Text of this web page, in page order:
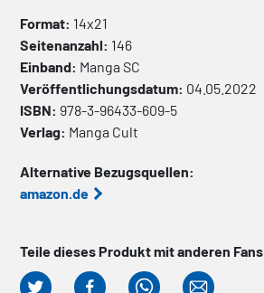
Format: 14x21
Seitenanzahl: 146
Einband: Manga SC
Veröffentlichungsdatum: 04.05.2022
ISBN: 978-3-96433-609-5
Verlag: Manga Cult
Alternative Bezugsquellen:
amazon.de
Teile dieses Produkt mit anderen Fans